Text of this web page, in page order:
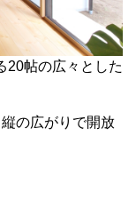
20帖の広々とした
の広がりで開放